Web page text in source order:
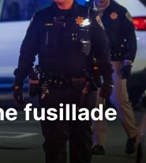
fusillade